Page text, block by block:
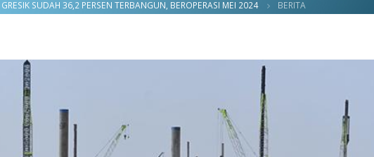
SUDAH 36,2 PERSEN TERBANGUN, BEROPERASI MEI 2024 BERITA